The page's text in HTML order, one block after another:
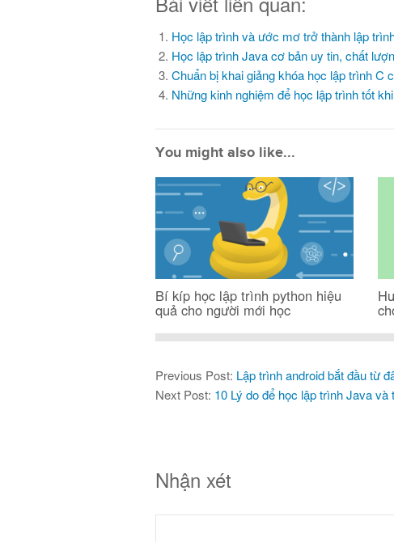
Học lập trình và ước mơ trở thành lập
Học lập trình Java cơ bản uy tin, chất
Chuẩn bị khai giảng khóa học lập trình C
Những kinh nghiệm để học lập trình tốt
You might also like...
Bí kíp học lập trình python hiệu
quả cho người mới học
Previous Post: Lập trình android bắt đầu từ
Next Post: 10 Lý do để học lập trình Java và
Nhận xét